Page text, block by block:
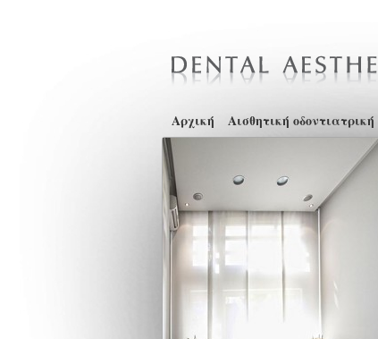
Αρχική Αισθητική οδοντιατρική